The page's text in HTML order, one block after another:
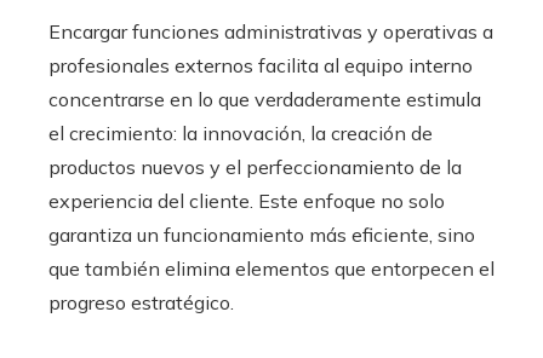
Encargar funciones administrativas y operativas a
profesionales externos facilita al equipo interno
concentrarse en lo que verdaderamente estimula
el crecimiento: la innovación, la creación de
productos nuevos y el perfeccionamiento de la
experiencia del cliente. Este enfoque no solo
garantiza un funcionamiento más eficiente, sino
que también elimina elementos que entorpecen el
progreso estratégico.